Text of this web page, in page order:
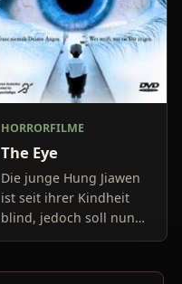
HORRORFILME
The Eye
Die junge Hung Jiawen
ist seit ihrer Kindheit
blind, jedoch soll nun
eine
ihr das Augenlicht